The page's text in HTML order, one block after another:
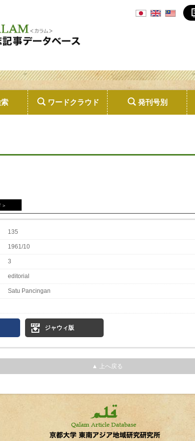
ワードクラウド 発刊号別
135
1961/10
3
editorial
Satu Pancingan
ジャウィ版
▲ 上へ戻る